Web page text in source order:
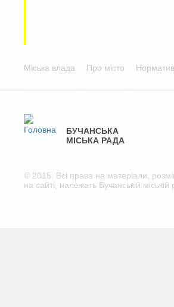
Міська влада Про місто
БУЧАНСЬКА
МІСЬКА РАДА
© 2015. Всі права на матеріали,
на сайті, належать Бучанській міській